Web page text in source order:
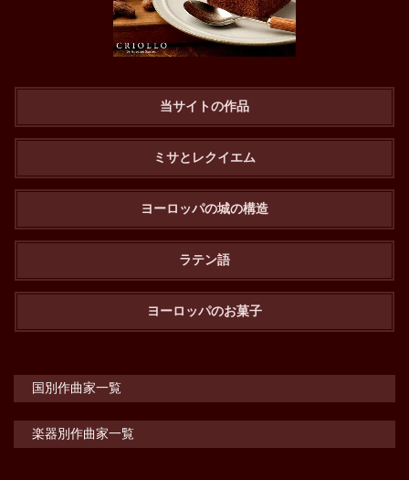
当サイトの作品
ミサとレクイエム
ヨーロッパの城の構造
ラテン語
ヨーロッパのお菓子
国別作曲家一覧
楽器別作曲家一覧